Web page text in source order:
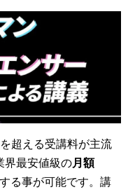
超える受講料が主流
界最安値級の月額
る事が可能です。講